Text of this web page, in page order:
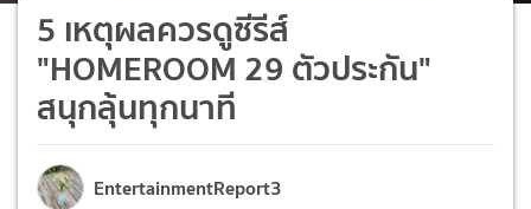
5 เหตุผลควรดูซีรีส์
"HOMEROOM 29 ตัวประกัน"
สนุกลุ้นทุกนาที
EntertainmentReport3